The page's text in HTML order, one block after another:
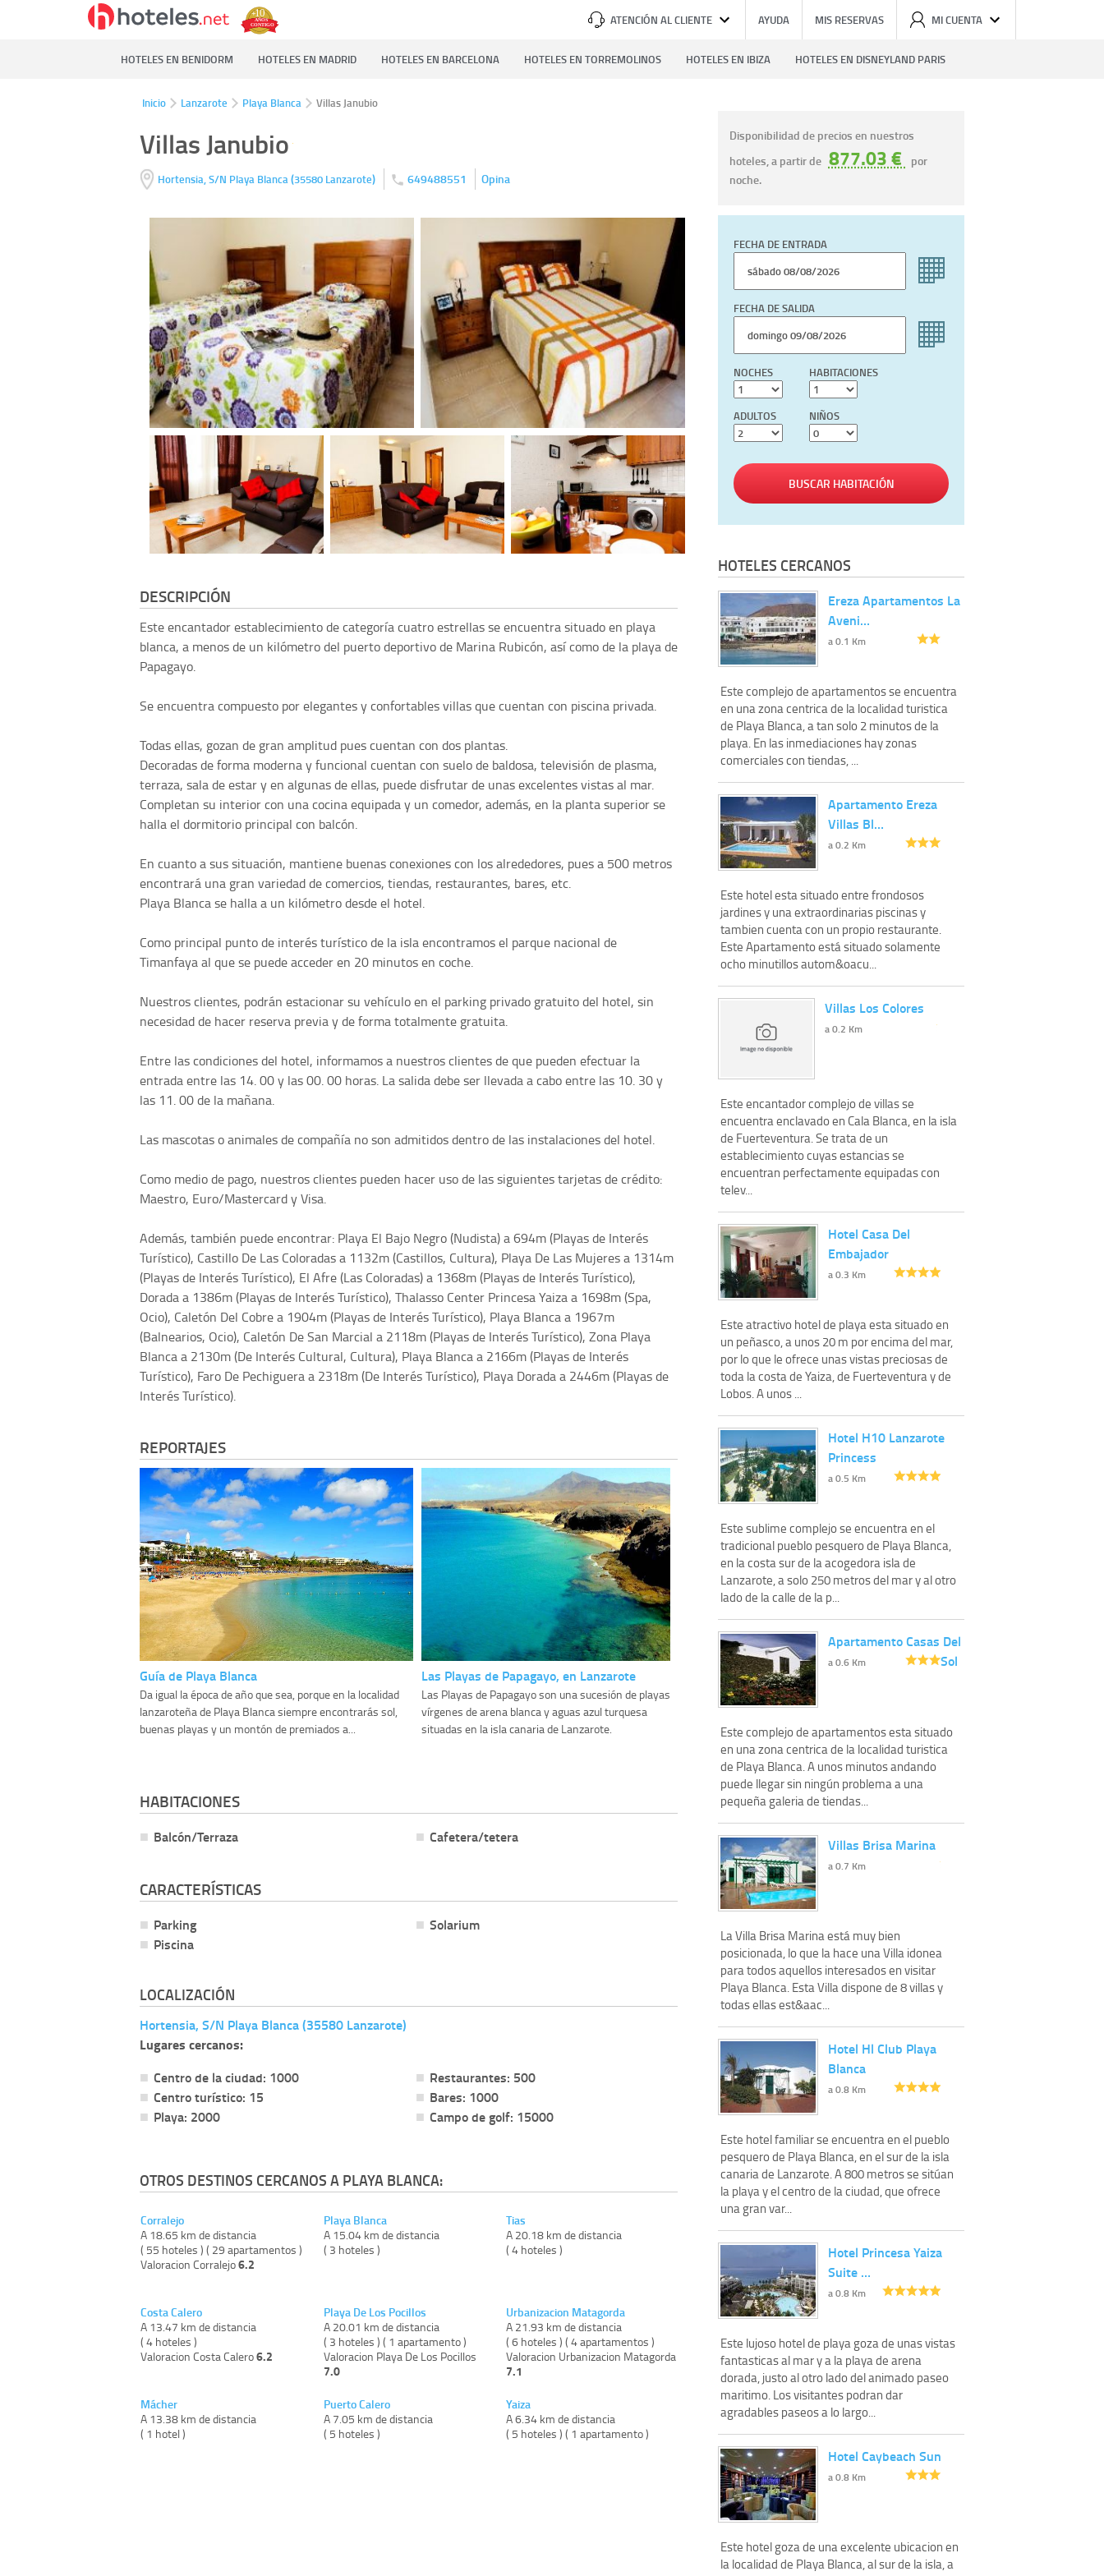
ATENCIÓN AL CLIENTE AYUDA MIS RESERVAS MI CUENTA
HOTELES EN BENIDORM HOTELES EN MADRID HOTELES EN BARCELONA HOTELES EN TORREMOLINOS HOTELES EN IBIZA HOTELES EN DISNEYLAND PARIS
Inicio Lanzarote Playa Blanca Villas Janubio
Villas Janubio
Hortensia, S/N Playa Blanca(35580 Lanzarote) 649488551 Opina
DESCRIPCIÓN
Este encantador establecimiento de categoría cuatro estrellas se encuentra situado en playa
blanca, a menos de un kilómetro del puerto deportivo de Marina Rubicón, así como de la playa de
Papagayo.
Se encuentra compuesto por elegantes y confortables villas que cuentan con piscina privada.
Todas ellas, gozan de gran amplitud pues cuentan con dos plantas.
Decoradas de forma moderna y funcional cuentan con suelo de baldosa, televisión de plasma,
terraza, sala de estar y en algunas de ellas, puede disfrutar de unas excelentes vistas al mar.
Completan su interior con una cocina equipada y un comedor, además, en la planta superior se
halla el dormitorio principal con balcón.
En cuanto a sus situación, mantiene buenas conexiones con los alrededores, pues a 500 metros
encontrará una gran variedad de comercios, tiendas, restaurantes, bares, etc.
Playa Blanca se halla a un kilómetro desde el hotel.
Como principal punto de interés turístico de la isla encontramos el parque nacional de
Timanfaya al que se puede acceder en 20 minutos en coche.
Nuestros clientes, podrán estacionar su vehículo en el parking privado gratuito del hotel, sin
necesidad de hacer reserva previa y de forma totalmente gratuita.
Entre las condiciones del hotel, informamos a nuestros clientes de que pueden efectuar la
entrada entre las 14. 00 y las 00. 00 horas. La salida debe ser llevada a cabo entre las 10. 30 y
las 11. 00 de la mañana.
Las mascotas o animales de compañía no son admitidos dentro de las instalaciones del hotel.
Como medio de pago, nuestros clientes pueden hacer uso de las siguientes tarjetas de crédito:
Maestro, Euro/Mastercard y Visa.
Además, también puede encontrar: Playa El Bajo Negro (Nudista) a 694m (Playas de Interés
Turístico), Castillo De Las Coloradas a 1132m (Castillos, Cultura), Playa De Las Mujeres a 1314m
(Playas de Interés Turístico), El Afre (Las Coloradas) a 1368m (Playas de Interés Turístico),
Dorada a 1386m (Playas de Interés Turístico), Thalasso Center Princesa Yaiza a 1698m (Spa,
Ocio), Caletón Del Cobre a 1904m (Playas de Interés Turístico), Playa Blanca a 1967m
(Balnearios, Ocio), Caletón De San Marcial a 2118m (Playas de Interés Turístico), Zona Playa
Blanca a 2130m (De Interés Cultural, Cultura), Playa Blanca a 2166m (Playas de Interés
Turístico), Faro De Pechiguera a 2318m (De Interés Turístico), Playa Dorada a 2446m (Playas de
Interés Turístico).
REPORTAJES
Guía de Playa Blanca
Da igual la época de año que sea, porque en la localidad
lanzaroteña de Playa Blanca siempre encontrarás sol,
buenas playas y un montón de premiados a...
Las Playas de Papagayo, en Lanzarote
Las Playas de Papagayo son una sucesión de playas
vírgenes de arena blanca y aguas azul turquesa
situadas en la isla canaria de Lanzarote.
HABITACIONES
Balcón/Terraza Cafetera/tetera
CARACTERÍSTICAS
Parking
Piscina
Solarium
LOCALIZACIÓN
Hortensia, S/N Playa Blanca (35580 Lanzarote)
Lugares cercanos:
Centro de la ciudad: 1000
Centro turístico: 15
Playa: 2000
Restaurantes: 500
Bares: 1000
Campo de golf: 15000
OTROS DESTINOS CERCANOS A PLAYA BLANCA:
Corralejo
A 18.65 km de distancia
( 55 hoteles ) ( 29 apartamentos )
Valoracion Corralejo6.2
Costa Calero
A 13.47 km de distancia
( 4 hoteles )
Valoracion Costa Calero6.2
Mácher
A 13.38 km de distancia
( 1 hotel )
Playa Blanca
A 15.04 km de distancia
( 3 hoteles )
Playa De Los Pocillos
A 20.01 km de distancia
( 3 hoteles ) ( 1 apartamento )
Valoracion Playa De Los Pocillos
7.0
Puerto Calero
A 7.05 km de distancia
( 5 hoteles )
Tias
A 20.18 km de distancia
( 4 hoteles )
Urbanizacion Matagorda
A 21.93 km de distancia
( 6 hoteles ) ( 4 apartamentos )
Valoracion Urbanizacion Matagorda
7.1
Yaiza
A 6.34 km de distancia
( 5 hoteles ) ( 1 apartamento )
Disponibilidad de precios en nuestros
hoteles, a partir de 877.03 €
por
noche.
FECHA DE ENTRADA
FECHA DE SALIDA
NOCHES HABITACIONES
ADULTOS NIÑOS
BUSCAR HABITACIÓN
HOTELES CERCANOS
Ereza Apartamentos La
Aveni…
a 0.1 Km
Este complejo de apartamentos se encuentra
en una zona centrica de la localidad turistica
de Playa Blanca, a tan solo 2 minutos de la
playa. En las inmediaciones hay zonas
comerciales con tiendas, ...
Apartamento Ereza
Villas Bl…
a 0.2 Km
Este hotel esta situado entre frondosos
jardines y una extraordinarias piscinas y
tambien cuenta con un propio restaurante.
Este Apartamento está situado solamente
ocho minutillos autom&oacu...
Villas Los Colores
a 0.2 Km
Este encantador complejo de villas se
encuentra enclavado en Cala Blanca, en la isla
de Fuerteventura. Se trata de un
establecimiento cuyas estancias se
encuentran perfectamente equipadas con
telev...
Hotel Casa Del
Embajador
a 0.3 Km
Este atractivo hotel de playa esta situado en
un peñasco, a unos 20 m por encima del mar,
por lo que le ofrece unas vistas preciosas de
toda la costa de Yaiza, de Fuerteventura y de
Lobos. A unos ...
Hotel H10 Lanzarote
Princess
a 0.5 Km
Este sublime complejo se encuentra en el
tradicional pueblo pesquero de Playa Blanca,
en la costa sur de la acogedora isla de
Lanzarote, a solo 250 metros del mar y al otro
lado de la calle de la p...
Apartamento Casas Del
Sol
a 0.6 Km
Este complejo de apartamentos esta situado
en una zona centrica de la localidad turistica
de Playa Blanca. A unos minutos andando
puede llegar sin ningún problema a una
pequeña galeria de tiendas...
Villas Brisa Marina
a 0.7 Km
La Villa Brisa Marina está muy bien
posicionada, lo que la hace una Villa idonea
para todos aquellos interesados en visitar
Playa Blanca. Esta Villa dispone de 8 villas y
todas ellas est&aac...
Hotel Hl Club Playa
Blanca
a 0.8 Km
Este hotel familiar se encuentra en el pueblo
pesquero de Playa Blanca, en el sur de la isla
canaria de Lanzarote. A 800 metros se sitúan
la playa y el centro de la ciudad, que ofrece
una gran var...
Hotel Princesa Yaiza
Suite …
a 0.8 Km
Este lujoso hotel de playa goza de unas vistas
fantasticas al mar y a la playa de arena
dorada, justo al otro lado del animado paseo
maritimo. Los visitantes podran dar
agradables paseos a lo largo...
Hotel Caybeach Sun
a 0.8 Km
Este hotel goza de una excelente ubicacion en
la localidad de Playa Blanca, al sur de la isla, a